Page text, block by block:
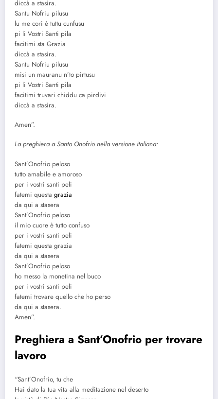
diccà a stasira.
Santu Nofriu pilusu
lu me cori è tuttu cunfusu
pi li Vostri Santi pila
facitimi sta Grazia
diccà a stasira.
Santu Nofriu pilusu
misi un mauranu n’to pirtusu
pi li Vostri Santi pila
facitimi truvari chiddu ca pirdivi
diccà a stasira.
Amen”.
La preghiera a Santo Onofrio nella versione italiana:
Sant’Onofrio peloso
tutto amabile e amoroso
per i vostri santi peli
fatemi questa grazia
da qui a stasera
Sant’Onofrio peloso
il mio cuore è tutto confuso
per i vostri santi peli
fatemi questa grazia
da qui a stasera
Sant’Onofrio peloso
ho messo la monetina nel buco
per i vostri santi peli
fatemi trovare quello che ho perso
da qui a stasera.
Amen”.
Preghiera a Sant’Onofrio per trovare
lavoro
“Sant’Onofrio, tu che
Hai dato la tua vita alla meditazione nel deserto